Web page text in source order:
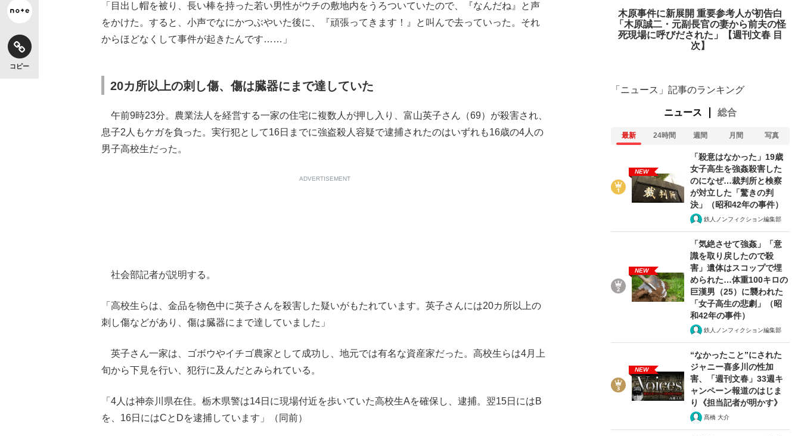
コピー
「目出し帽を被り、長い棒を持った若い男性がウチの敷地内をうろついていたので、『なんだね』と声
をかけた。すると、小声でなにかつぶやいた後に、『頑張ってきます！』と叫んで去っていった。それ
からほどなくして事件が起きたんです……」
20カ所以上の刺し傷、傷は臓器にまで達していた
午前9時23分。農業法人を経営する一家の住宅に複数人が押し入り、富山英子さん（69）が殺害され、
息子2人もケガを負った。実行犯として16日までに強盗殺人容疑で逮捕されたのはいずれも16歳の4人の
男子高校生だった。
ADVERTISEMENT
社会部記者が説明する。
「高校生らは、金品を物色中に英子さんを殺害した疑いがもたれています。英子さんには20カ所以上の
刺し傷などがあり、傷は臓器にまで達していました」
英子さん一家は、ゴボウやイチゴ農家として成功し、地元では有名な資産家だった。高校生らは4月上
旬から下見を行い、犯行に及んだとみられている。
「4人は神奈川県在住。栃木県警は14日に現場付近を歩いていた高校生Aを確保し、逮捕。翌15日にはB
を、16日にはCとDを逮捕しています」（同前）
木原事件に新展開 重要参考人が初告白
「木原誠二・元副長官の妻から前夫の怪
死現場に呼びだされた」【週刊文春 目
次】
「ニュース」記事のランキング
ニュース 総合
最新 24時間 週間 月間 写真
NEW
「殺意はなかった」19歳
女子高生を強姦殺害した
のになぜ…裁判所と検察
が対立した「驚きの判
決」（昭和42年の事件）
鉄人ノンフィクション編集部
NEW
「気絶させて強姦」「意
識を取り戻したので殺
害」遺体はスコップで埋
められた…体重100キロの
巨漢男（25）に襲われた
「女子高生の悲劇」（昭
和42年の事件）
鉄人ノンフィクション編集部
NEW
“なかったこと”にされた
ジャニー喜多川の性加
害、「週刊文春」33週キ
ャンペーン報道のはじま
り《担当記者が明かす》
髙橋 大介